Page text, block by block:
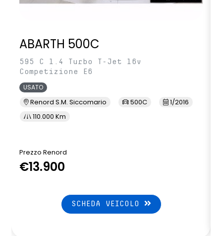
ABARTH 500C
595 C 1.4 Turbo T-Jet 16v
Competizione E6
USATO
Renord S.M. Siccomario 500C
1/2016
110.000 Km
Prezzo Renord
€13.900
SCHEDA VEICOLO